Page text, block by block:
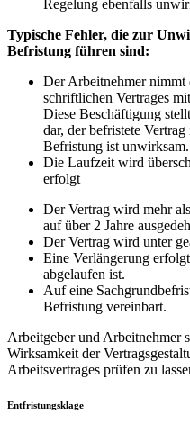
Regelung ebenfalls
Typische Fehler, die zur
Befristung führen sind:
Der Arbeitnehmer nimmt
schriftlichen Vertrages
Diese Beschäftigung
dar, der befristete
Befristung ist unwirksam.
Die Laufzeit wird
erfolgt
Der Vertrag wird mehr
auf über 2 Jahre
Der Vertrag wird unter
Eine Verlängerung
abgelaufen ist.
Auf eine
Befristung vereinbart.
Arbeitgeber und Arbeitnehmer
Wirksamkeit der
Arbeitsvertrages prüfen zu
Entfristungsklage